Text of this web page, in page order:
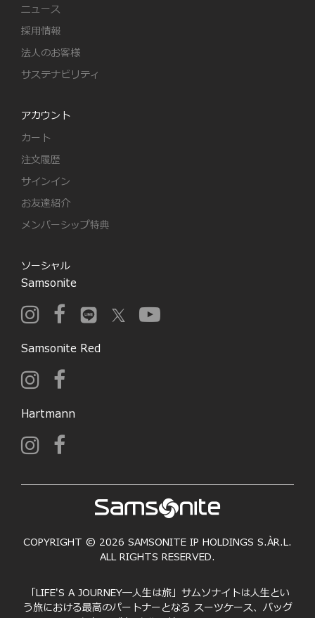
ニュース
採用情報
法人のお客様
サステナビリティ
アカウント
カート
注文履歴
サインイン
お友達紹介
メンバーシップ特典
ソーシャル
Samsonite
Samsonite Red
Hartmann
COPYRIGHT © 2026 SAMSONITE IP HOLDINGS S.ÀR.L.
ALL RIGHTS RESERVED.
「LIFE'S A JOURNEY―人生は旅」サムソナイトは人生とい
う旅における最高のパートナーとなる スーツケース、バッグ